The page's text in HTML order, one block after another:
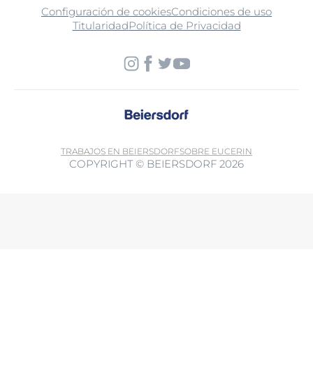
Configuración de cookiesCondiciones de uso
TitularidadPolítica de Privacidad
TRABAJOS EN BEIERSDORFSOBRE EUCERIN
COPYRIGHT © BEIERSDORF 2026